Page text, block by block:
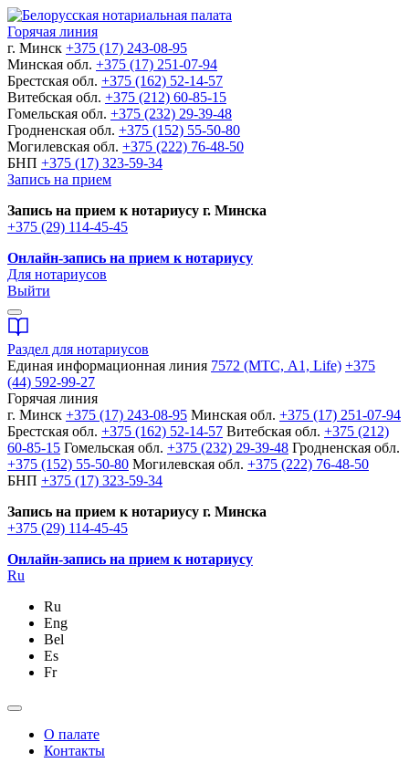
Горячая линия
г. Минск +375 (17) 243-08-95
Минская обл. +375 (17) 251-07-94
Брестская обл. +375 (162) 52-14-57
Витебская обл. +375 (212) 60-85-15
Гомельская обл. +375 (232) 29-39-48
Гродненская обл. +375 (152) 55-50-80
Могилевская обл. +375 (222) 76-48-50
БНП +375 (17) 323-59-34
Запись на прием
Запись на прием к нотариусу г. Минска
+375 (29) 114-45-45
Онлайн-запись на прием к нотариусу
Для нотариусов
Выйти
Раздел для нотариусов
Единая информационная линия 7572 (МТС, A1, Life) +375
(44) 592-99-27
Горячая линия
г. Минск +375 (17) 243-08-95 Минская обл. +375 (17) 251-07-94
Брестская обл. +375 (162) 52-14-57 Витебская обл. +375 (212)
60-85-15 Гомельская обл. +375 (232) 29-39-48 Гродненская обл.
+375 (152) 55-50-80 Могилевская обл. +375 (222) 76-48-50
БНП +375 (17) 323-59-34
Запись на прием к нотариусу г. Минска
+375 (29) 114-45-45
Онлайн-запись на прием к нотариусу
Ru
Ru
Eng
Bel
Es
Fr
О палате
Контакты